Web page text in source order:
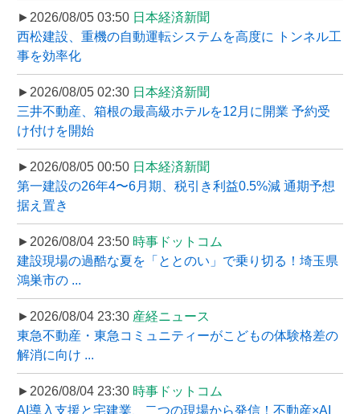
►2026/08/05 03:50 日本経済新聞
西松建設、重機の自動運転システムを高度に トンネル工
事を効率化
►2026/08/05 02:30 日本経済新聞
三井不動産、箱根の最高級ホテルを12月に開業 予約受
け付けを開始
►2026/08/05 00:50 日本経済新聞
第一建設の26年4〜6月期、税引き利益0.5%減 通期予想
据え置き
►2026/08/04 23:50 時事ドットコム
建設現場の過酷な夏を「ととのい」で乗り切る！埼玉県
鴻巣市の ...
►2026/08/04 23:30 産経ニュース
東急不動産・東急コミュニティーがこどもの体験格差の
解消に向け ...
►2026/08/04 23:30 時事ドットコム
AI導入支援と宅建業、二つの現場から発信！不動産×AI